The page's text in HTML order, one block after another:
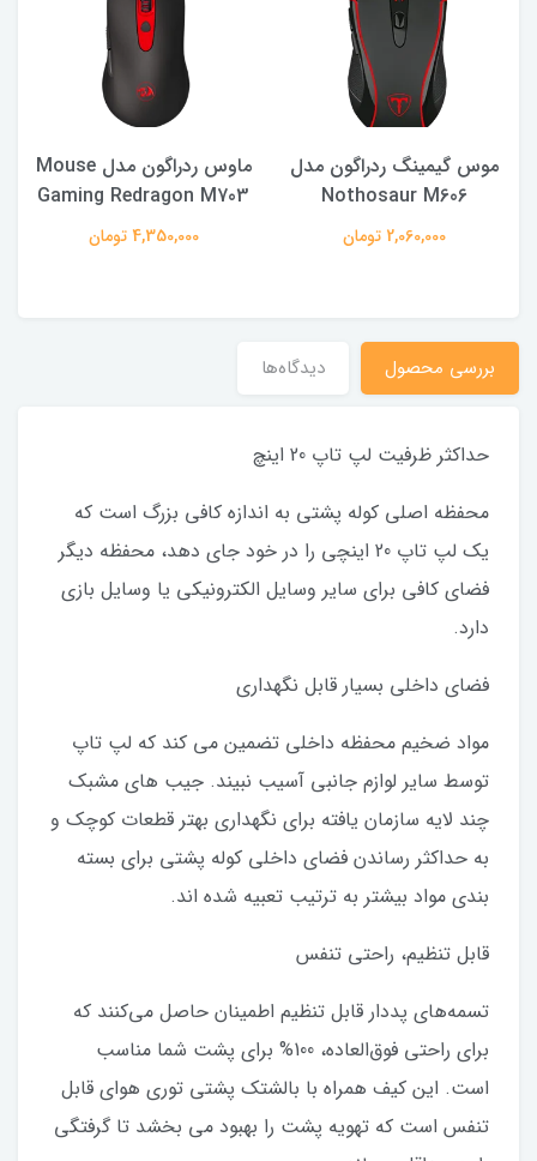
موس گیمینگ ردراگون مدل
Nothosaur M606
2,060,000 تومان
ماوس ردراگون مدل Mouse
Gaming Redragon M703
4,350,000 تومان
بررسى محصول دیدگاه‌ها
حداکثر ظرفیت لپ تاپ 20 اینچ
محفظه اصلی کوله پشتی به اندازه کافی بزرگ است که
یک لپ تاپ 20 اینچی را در خود جای دهد، محفظه دیگر
فضای کافی برای سایر وسایل الکترونیکی یا وسایل بازی
دارد.
فضای داخلی بسیار قابل نگهداری
مواد ضخیم محفظه داخلی تضمین می کند که لپ تاپ
توسط سایر لوازم جانبی آسیب نبیند. جیب های مشبک
چند لایه سازمان یافته برای نگهداری بهتر قطعات کوچک و
به حداکثر رساندن فضای داخلی کوله پشتی برای بسته
بندی مواد بیشتر به ترتیب تعبیه شده اند.
قابل تنظیم، راحتی تنفس
تسمه‌های پددار قابل تنظیم اطمینان حاصل می‌کنند که
برای راحتی فوق‌العاده، 100% برای پشت شما مناسب
است. این کیف همراه با بالشتک پشتی توری هوای قابل
تنفس است که تهویه پشت را بهبود می بخشد تا گرفتگی